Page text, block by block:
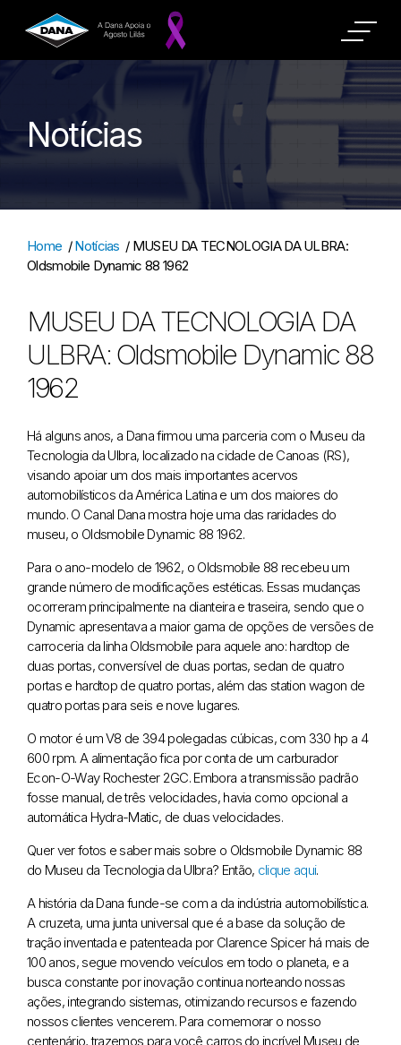
Notícias
Home /Notícias / MUSEU DA TECNOLOGIA DA ULBRA:
Oldsmobile Dynamic 88 1962
MUSEU DA TECNOLOGIA DA
ULBRA: Oldsmobile Dynamic 88
1962
Há alguns anos, a Dana firmou uma parceria com o Museu da
Tecnologia da Ulbra, localizado na cidade de Canoas (RS),
visando apoiar um dos mais importantes acervos
automobilísticos da América Latina e um dos maiores do
mundo. O Canal Dana mostra hoje uma das raridades do
museu, o Oldsmobile Dynamic 88 1962.
Para o ano-modelo de 1962, o Oldsmobile 88 recebeu um
grande número de modificações estéticas. Essas mudanças
ocorreram principalmente na dianteira e traseira, sendo que o
Dynamic apresentava a maior gama de opções de versões de
carroceria da linha Oldsmobile para aquele ano: hardtop de
duas portas, conversível de duas portas, sedan de quatro
portas e hardtop de quatro portas, além das station wagon de
quatro portas para seis e nove lugares.
O motor é um V8 de 394 polegadas cúbicas, com 330 hp a 4
600 rpm. A alimentação fica por conta de um carburador
Econ-O-Way Rochester 2GC. Embora a transmissão padrão
fosse manual, de três velocidades, havia como opcional a
automática Hydra-Matic, de duas velocidades.
Quer ver fotos e saber mais sobre o Oldsmobile Dynamic 88
do Museu da Tecnologia da Ulbra? Então, clique aqui.
A história da Dana funde-se com a da indústria automobilística.
A cruzeta, uma junta universal que é a base da solução de
tração inventada e patenteada por Clarence Spicer há mais de
100 anos, segue movendo veículos em todo o planeta, e a
busca constante por inovação continua norteando nossas
ações, integrando sistemas, otimizando recursos e fazendo
nossos clientes vencerem. Para comemorar o nosso
centenário, trazemos para você carros do incrível Museu de